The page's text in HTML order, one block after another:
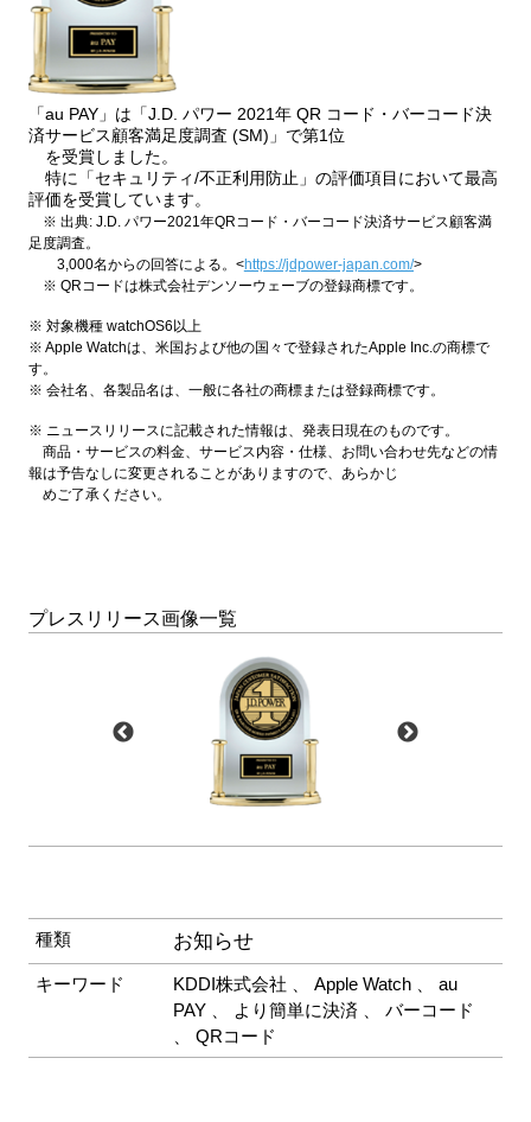
「au PAY」は「J.D. パワー 2021年 QR コード・バーコード決
済サービス顧客満足度調査 (SM)」で第1位
を受賞しました。
特に「セキュリティ/不正利用防止」の評価項目において最高
評価を受賞しています。
※ 出典: J.D. パワー2021年QRコード・バーコード決済サービス顧客満
足度調査。
3,000名からの回答による。<https://jdpower-japan.com/>
※ QRコードは株式会社デンソーウェーブの登録商標です。
※ 対象機種 watchOS6以上
※ Apple Watchは、米国および他の国々で登録されたApple Inc.の商標で
す。
※ 会社名、各製品名は、一般に各社の商標または登録商標です。
※ ニュースリリースに記載された情報は、発表日現在のものです。
商品・サービスの料金、サービス内容・仕様、お問い合わせ先などの情
報は予告なしに変更されることがありますので、あらかじ
めご了承ください。
プレスリリース画像一覧
種類 お知らせ
キーワード KDDI株式会社 、Apple Watch 、au
PAY
より簡単に決済 、バーコード
、QRコード